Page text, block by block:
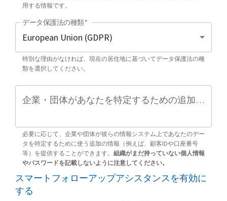
用する情報です。
データ保護法の種類*
特別な理由がなければ、現在の居住地に基づいてデータ保護法の種
類を選択してください。
企業・団体があなたを特定するための追加情報（任意）
必要に応じて、企業や団体が彼らの情報システム上であなたのデー
タを特定するために使う追加の情報（例えば、顧客IDや口座番号
等）を提供することができます。 組織がまだ持っていない個人情報
やパスワードを記載しないように注意してください。
スマートフォローアップアシスタンスを有効に
する